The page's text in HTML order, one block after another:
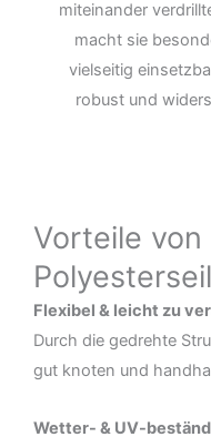
miteinander
macht sie
vielseitig
robust und
Vorteile
Flexibel & leicht zu
Durch die gedrehte
gut knoten und
Wetter- & UV-